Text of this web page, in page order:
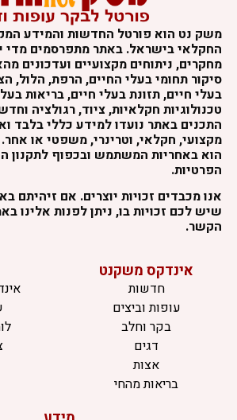
משק נט הוא פורטל החדשות והמידע
החקלאי בישראל. באתר מתפרסמים מדי
מחקרים, ניתוחים מקצועיים ועדכונים
סיקור תחומי בעלי החיים, הרפת, הלול,
בעלי חיים, תזונת בעלי חיים, בריאות
טכנולוגיות חקלאיות, ציוד, רגולציה
התכנים באתר נועדו למידע כללי בלבד
מקצועי, חקלאי, וטרינרי, משפטי או
הוא באחריות המשתמש ובכפוף לתקנון
הפרטיות.
אנו מכבדים זכויות יוצרים. אם זיהיתם
שיש לכם זכויות בו, ניתן לפנות אלינו
הקשר.
אינדקס משקנט
חדשות
עופות וביצים
בקר וחלב
דגים
אצות
בריאות מהחי